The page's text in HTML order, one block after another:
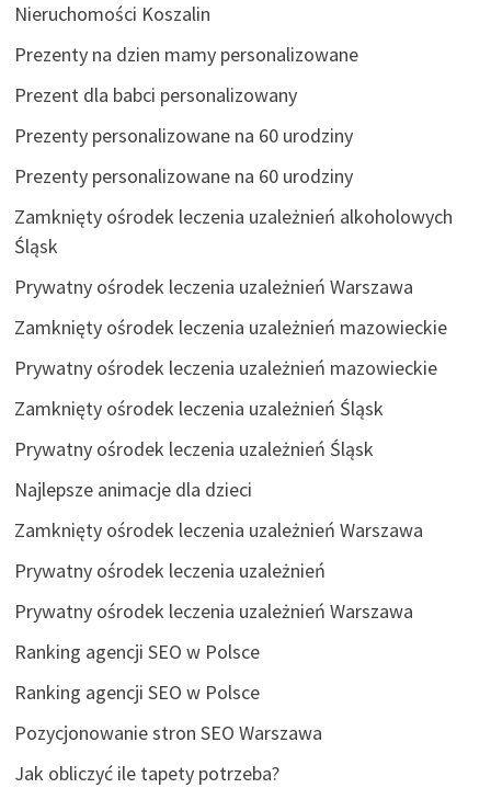
Nieruchomości Koszalin
Prezenty na dzien mamy personalizowane
Prezent dla babci personalizowany
Prezenty personalizowane na 60 urodziny
Prezenty personalizowane na 60 urodziny
Zamknięty ośrodek leczenia uzależnień alkoholowych
Śląsk
Prywatny ośrodek leczenia uzależnień Warszawa
Zamknięty ośrodek leczenia uzależnień mazowieckie
Prywatny ośrodek leczenia uzależnień mazowieckie
Zamknięty ośrodek leczenia uzależnień Śląsk
Prywatny ośrodek leczenia uzależnień Śląsk
Najlepsze animacje dla dzieci
Zamknięty ośrodek leczenia uzależnień Warszawa
Prywatny ośrodek leczenia uzależnień
Prywatny ośrodek leczenia uzależnień Warszawa
Ranking agencji SEO w Polsce
Ranking agencji SEO w Polsce
Pozycjonowanie stron SEO Warszawa
Jak obliczyć ile tapety potrzeba?